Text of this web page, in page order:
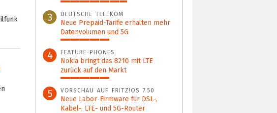
58%
3 DEUTSCHE TELEKOM
Neue Prepaid-Tarife erhalten mehr
Datenvolumen und 5G
43%
4 FEATURE-PHONES
Nokia bringt das 8210 mit LTE
zurück auf den Markt
43%
5 VORSCHAU AUF FRITZ!OS 7.50
Neue Labor-Firmware für DSL-,
Kabel-, LTE- und 5G-Router